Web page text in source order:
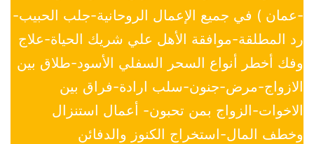
-عمان ) في جميع الإعمال الروحانية-جلب الحبيب-
رد المطلقة-موافقة الأهل علي شريك الحياة-علاج
وفك أخطر أنواع السحر السفلي الأسود-طلاق بين
الازواج-مرض-جنون-سلب ارادة-فراق بين
الاخوات-الزواج بمن تحبون- أعمال استنزال
وخطف المال-استخراج الكنوز والدفائن